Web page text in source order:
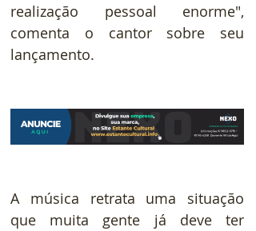
realização pessoal enorme",
comenta o cantor sobre seu
lançamento.
A música retrata uma situação
que muita gente já deve ter